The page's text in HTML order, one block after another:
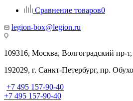
Сравнение товаров0
legion-box@legion.ru
109316, Москва, Волгоградский пр-
192029, г. Санкт-Петербург, пр.
+7 495 157-90-40
+7 495 157-90-40